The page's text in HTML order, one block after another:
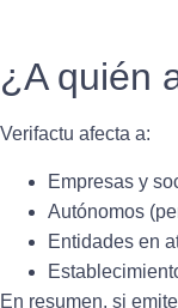
¿A quién
Verifactu afecta a:
Empresas y
Autónomos
Entidades en
En resumen, si